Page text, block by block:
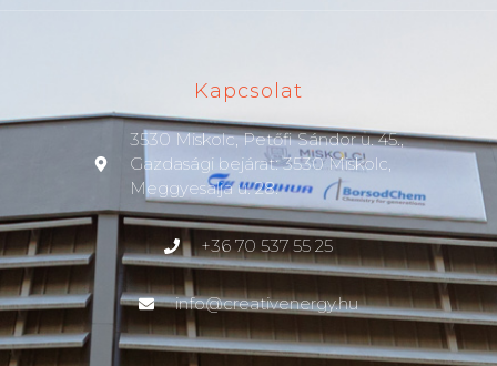
Kapcsolat
3530 Miskolc, Petőfi Sándor u. 45.,
Gazdasági bejárat: 3530 Miskolc,
Meggyesalja u. 28.
+36 70 537 55 25
info@creativenergy.hu